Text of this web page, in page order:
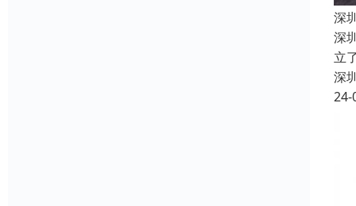
深
深
立
深
24-